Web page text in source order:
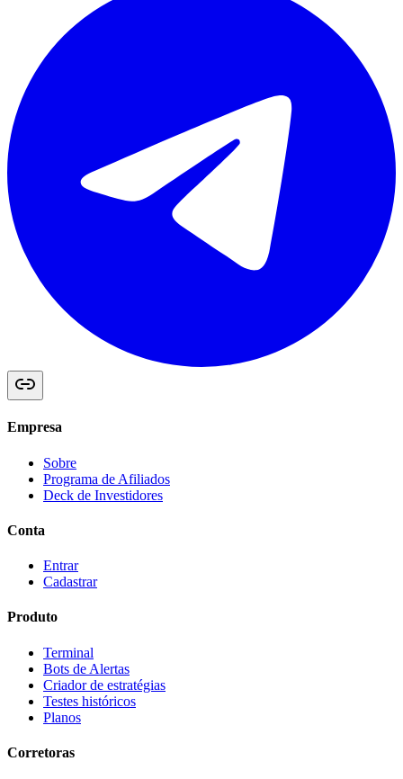
Empresa
Sobre
Programa de Afiliados
Deck de Investidores
Conta
Entrar
Cadastrar
Produto
Terminal
Bots de Alertas
Criador de estratégias
Testes históricos
Planos
Corretoras